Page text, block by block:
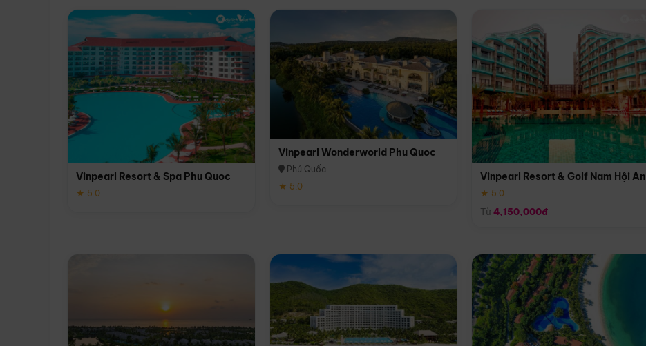
Vinpearl Resort & Spa Phu Quoc
★ 5.0
Vinpearl Wonderworld Phu Quoc
Phú Quốc
★ 5.0
Vinpearl Resort & Golf Nam Hội An
★ 5.0
Từ4,150,000đ